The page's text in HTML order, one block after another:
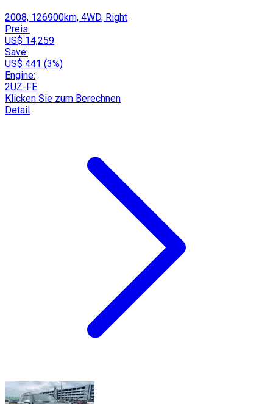
2008, 126900km, 4WD, Right
Preis:
US$ 14,259
Save:
US$ 441 (3%)
Engine:
2UZ-FE
Klicken Sie zum Berechnen
Detail